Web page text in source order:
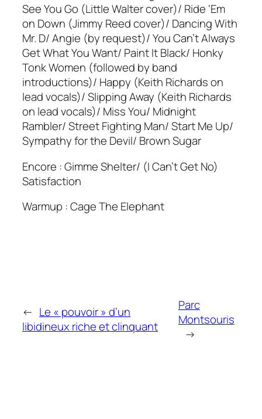
See You Go (Little Walter cover)/ Ride ‘Em
on Down (Jimmy Reed cover)/ Dancing With
Mr. D/ Angie (by request)/ You Can’t Always
Get What You Want/ Paint It Black/ Honky
Tonk Women (followed by band
introductions)/ Happy (Keith Richards on
lead vocals)/ Slipping Away (Keith Richards
on lead vocals)/ Miss You/ Midnight
Rambler/ Street Fighting Man/ Start Me Up/
Sympathy for the Devil/ Brown Sugar
Encore : Gimme Shelter/ (I Can’t Get No)
Satisfaction
Warmup : Cage The Elephant
← Le « pouvoir » d’un
libidineux riche et clinquant
Parc
Montsouris
→